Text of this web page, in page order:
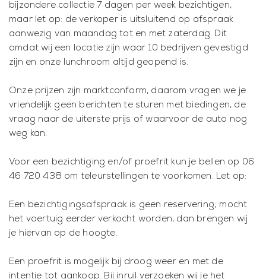
bijzondere collectie 7 dagen per week bezichtigen,
maar let op: de verkoper is uitsluitend op afspraak
aanwezig van maandag tot en met zaterdag. Dit
omdat wij een locatie zijn waar 10 bedrijven gevestigd
zijn en onze lunchroom altijd geopend is.
Onze prijzen zijn marktconform, daarom vragen we je
vriendelijk geen berichten te sturen met biedingen, de
vraag naar de uiterste prijs of waarvoor de auto nog
weg kan.
Voor een bezichtiging en/of proefrit kun je bellen op 06
46 720 438 om teleurstellingen te voorkomen. Let op:
Een bezichtigingsafspraak is geen reservering; mocht
het voertuig eerder verkocht worden, dan brengen wij
je hiervan op de hoogte.
Een proefrit is mogelijk bij droog weer en met de
intentie tot aankoop. Bij inruil verzoeken wij je het